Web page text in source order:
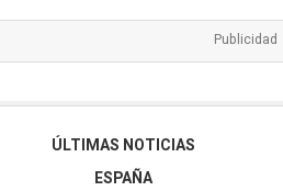
ÚLTIMAS NOTICIAS
ESPAÑA